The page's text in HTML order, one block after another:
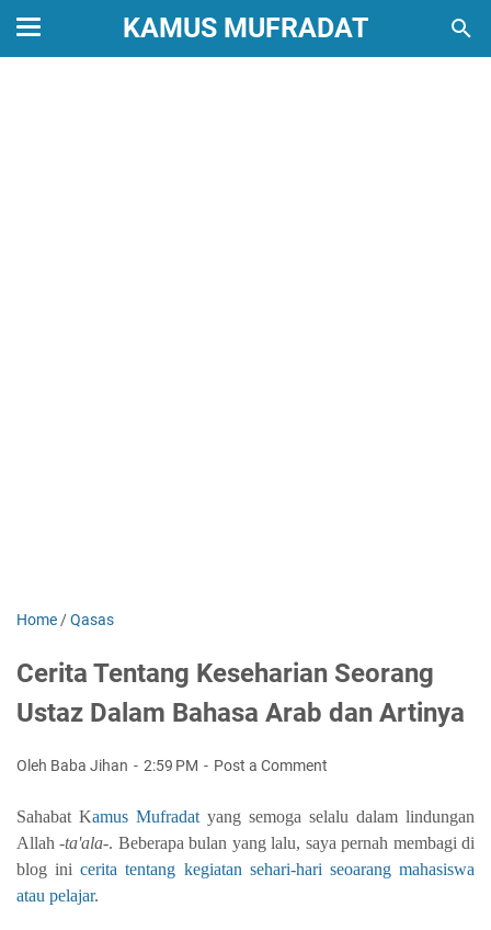
KAMUS MUFRADAT
Home /Qasas
Cerita Tentang Keseharian Seorang
Ustaz Dalam Bahasa Arab dan Artinya
Oleh Baba Jihan 2:59 PM Post a Comment
Sahabat Kamus Mufradat yang semoga selalu dalam lindungan
Allah -ta'ala-. Beberapa bulan yang lalu, saya pernah membagi di
blog inicerita tentang kegiatan sehari-hari seoarang mahasiswa
atau pelajar.